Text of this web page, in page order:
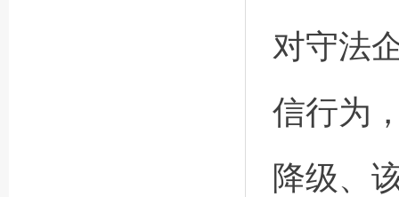
对守法
信行为
降级、